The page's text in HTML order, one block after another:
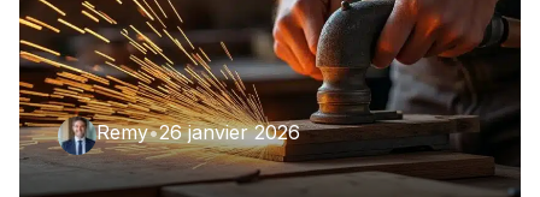
Remy•26 janvier 2026